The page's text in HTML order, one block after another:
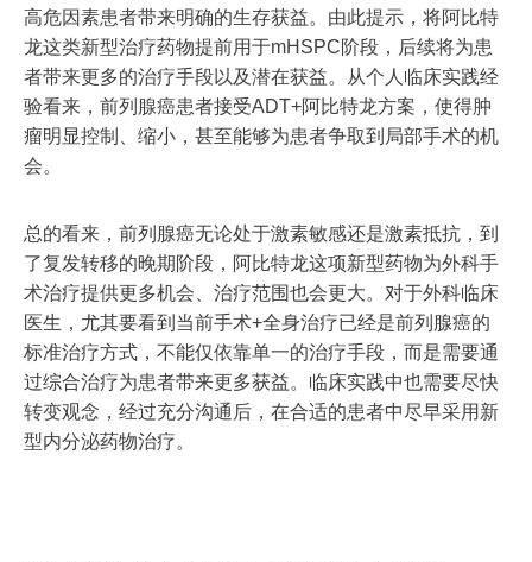
高危因素患者带来明确的生存获益。由此提示，将阿比特
龙这类新型治疗药物提前用于mHSPC阶段，后续将为患
者带来更多的治疗手段以及潜在获益。从个人临床实践经
验看来，前列腺癌患者接受ADT+阿比特龙方案，使得肿
瘤明显控制、缩小，甚至能够为患者争取到局部手术的机
会。
总的看来，前列腺癌无论处于激素敏感还是激素抵抗，到
了复发转移的晚期阶段，阿比特龙这项新型药物为外科手
术治疗提供更多机会、治疗范围也会更大。对于外科临床
医生，尤其要看到当前手术+全身治疗已经是前列腺癌的
标准治疗方式，不能仅依靠单一的治疗手段，而是需要通
过综合治疗为患者带来更多获益。临床实践中也需要尽快
转变观念，经过充分沟通后，在合适的患者中尽早采用新
型内分泌药物治疗。